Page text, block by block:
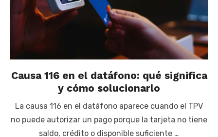
Causa 116 en el datáfono: qué significa
y cómo solucionarlo
La causa 116 en el datáfono aparece cuando el TPV
no puede autorizar un pago porque la tarjeta no tiene
saldo, crédito o disponible suficiente …